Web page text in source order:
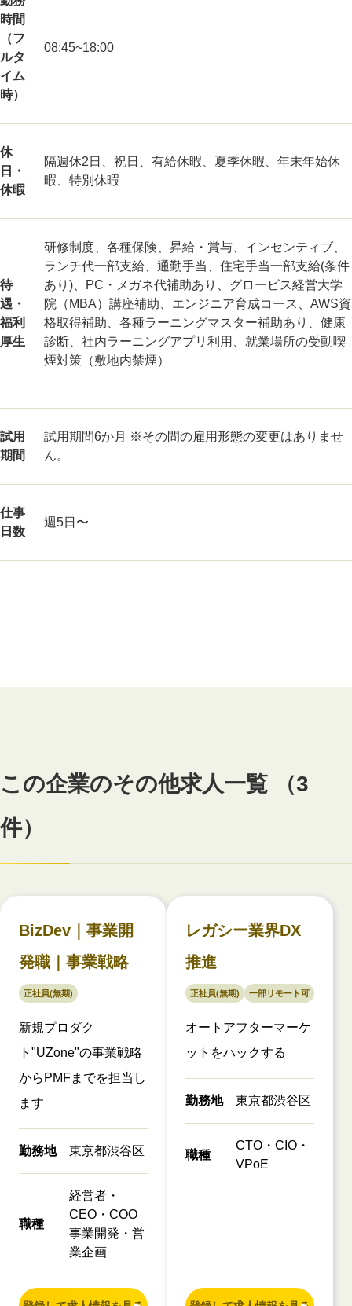
時間
（フ
ルタ
イム
時）
08:45~18:00
休
日・
休暇
隔週休2日、祝日、有給休暇、夏季休暇、年末年始休
暇、特別休暇
待
遇・
福利
厚生
研修制度、各種保険、昇給・賞与、インセンティブ、
ランチ代一部支給、通勤手当、住宅手当一部支給(条件
あり)、PC・メガネ代補助あり、グロービス経営大学
院（MBA）講座補助、エンジニア育成コース、AWS資
格取得補助、各種ラーニングマスター補助あり、健康
診断、社内ラーニングアプリ利用、就業場所の受動喫
煙対策（敷地内禁煙）
試用
期間
試用期間6か月 ※その間の雇用形態の変更はありませ
ん。
仕事
日数
週5日〜
この企業のその他求人一覧 （3
件）
BizDev｜事業開
発職｜事業戦略
正社員(無期)
新規プロダク
ト"UZone"の事業戦略
からPMFまでを担当し
ます
勤務地 東京都渋谷区
職種
経営者・
CEO・COO
事業開発・営
業企画
レガシー業界DX
推進
正社員(無期) 一部リモート可
オートアフターマーケ
ットをハックする
勤務地 東京都渋谷区
職種
CTO・CIO・
VPoE